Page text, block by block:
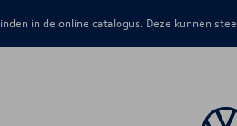
in de online catalogus. Deze kunnen